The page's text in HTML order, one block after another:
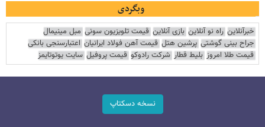
وبگردی
خبرآنلاین راه نو آنلاین بازی آنلاین قیمت تلویزیون سونی مبل مینیمال
جراح بینی گوشتی پرشین هتل قیمت آهن فولاد ایرانیان اعتبارسنجی بانکی
قیمت طلا امروز بلیط قطار شرکت رادوکو قیمت پروفیل سایت یوتوتایمز
نسخه دسکتاپ